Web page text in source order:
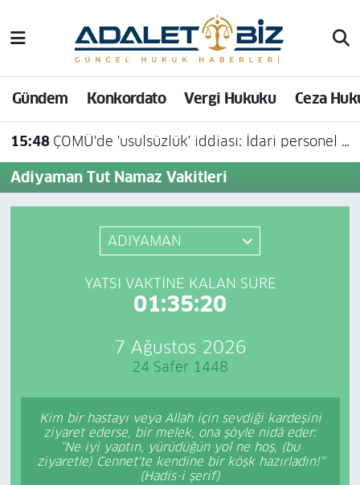
Gündem Konkordato Vergi Hukuku Ceza
15:48 ÇOMÜ'de 'usulsüzlük' iddiası: İdari personel açığa alındı
Adiyaman Tut Namaz Vakitleri
ADIYAMAN
YATSI VAKTINE KALAN SÜRE
01:35:20
7 Ağustos 2026
24 Safer 1448
Kim bir hastayı veya Allah için sevdiği kardeşini
ziyaret ederse, bir melek, ona şöyle nidâ eder:
"Ne iyi yaptın, yürüdüğün yol ne hoş, (bu
ziyaretle) Cennet'te kendine bir köşk hazırladın!"
(Hadis-i şerif)
Hava Durumu
Trafik Durumu
Süper Lig Puan Durumu ve Fikstür
Tüm Manşetler
Son Dakika Haberleri